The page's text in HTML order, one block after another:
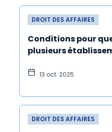
DROIT DES AFFAIRES
Conditions pour
plusieurs
s'identifient à la
adresse au
13 oct. 2025
DROIT DES AFFAIRES